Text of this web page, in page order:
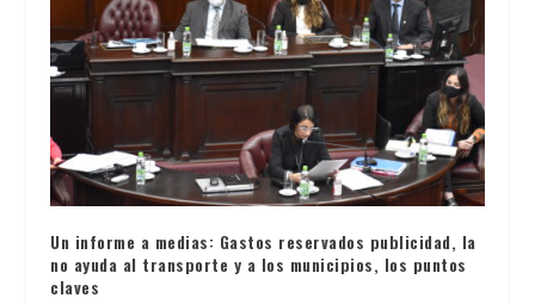
Un informe a medias: Gastos reservados publicidad, la
no ayuda al transporte y a los municipios, los puntos
claves